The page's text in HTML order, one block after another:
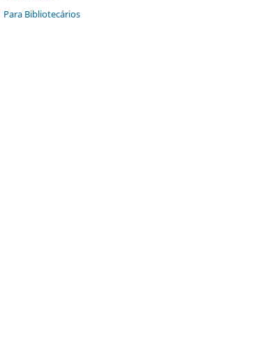
Para Bibliotecários